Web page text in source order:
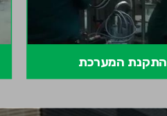
התקנת המערכת